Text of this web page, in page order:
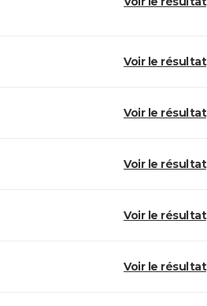
Voir le résultat
Voir le résultat
Voir le résultat
Voir le résultat
Voir le résultat